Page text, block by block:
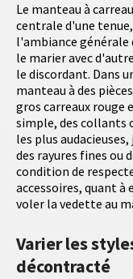
Le manteau à
centrale d'une
l'ambiance générale
le marier avec
le discordant. Dans
manteau à des
gros carreaux rouge
simple, des collants
les plus
des rayures fines ou
condition de
accessoires, quant à
voler la vedette au
Varier les
décontracté